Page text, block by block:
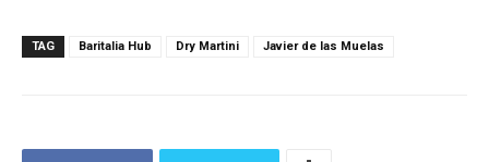
TAG Baritalia Hub Dry Martini Javier de las Muelas